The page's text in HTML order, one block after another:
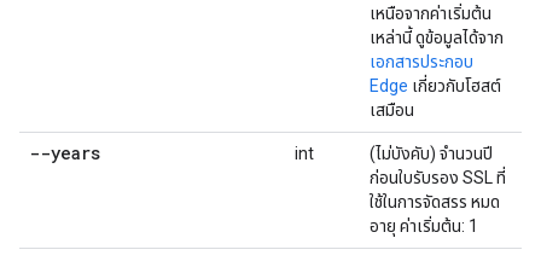
เหนือจากค่าเริ่มต้น
เหล่านี้ ดูข้อมูลได้จาก
เอกสารประกอบ
Edge เกี่ยวกับโฮสต์
เสมือน
--years int
(ไม่บังคับ) จำนวนปี
ก่อนใบรับรอง SSL ที่
ใช้ในการจัดสรร หมด
อายุ ค่าเริ่มต้น: 1